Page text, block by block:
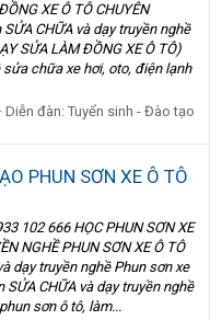
XE Ô TÔ CHUYÊN
CHỮA và dạy truyền nghề
SỬA LÀM ĐỒNG XE Ô TÔ)
sửa chữa xe hơi, oto, điện lạnh
Diễn đàn: Tuyển sinh - Đào tạo
PHUN SƠN XE Ô TÔ
102 666 HỌC PHUN SƠN XE
NGHỀ PHUN SƠN XE Ô TÔ
dạy truyền nghề Phun sơn xe
SỬA CHỮA và dạy truyền nghề
sơn ô tô, làm...